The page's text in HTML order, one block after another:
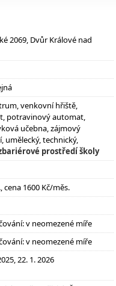
2069, Dvůr Králové nad
venkovní hřiště,
potravinový automat,
učebna, zájmový
umělecký, technický,
prostředí školy
1600 Kč/měs.
v neomezené míře
v neomezené míře
22. 1. 2026